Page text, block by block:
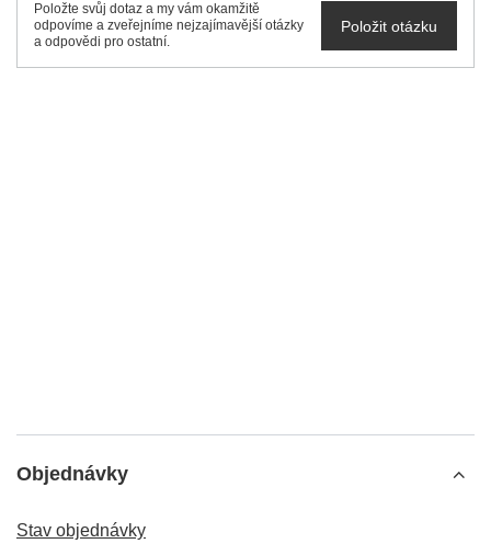
Položte svůj dotaz a my vám okamžitě
odpovíme a zveřejníme nejzajímavější otázky
a odpovědi pro ostatní.
Položit otázku
Objednávky
Stav objednávky